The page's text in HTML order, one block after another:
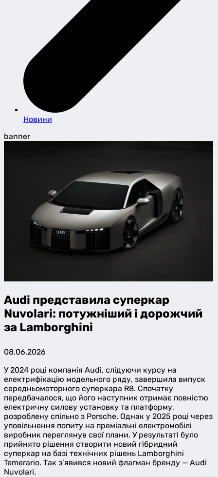
Новини
banner
Audi представила суперкар
Nuvolari: потужніший і дорожчий
за Lamborghini
08.06.2026
У 2024 році компанія Audi, слідуючи курсу на
електрифікацію модельного ряду, завершила випуск
середньомоторного суперкара R8. Спочатку
передбачалося, що його наступник отримає повністю
електричну силову установку та платформу,
розроблену спільно з Porsche. Однак у 2025 році через
уповільнення попиту на преміальні електромобілі
виробник переглянув свої плани. У результаті було
прийнято рішення створити новий гібридний
суперкар на базі технічних рішень Lamborghini
Temerario. Так з’явився новий флагман бренду — Audi
Nuvolari.